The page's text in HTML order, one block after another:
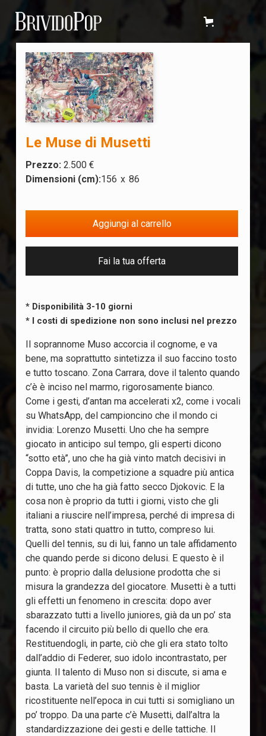
Le Muse di Musetti
Prezzo:2.500 €
Dimensioni (cm):156 x 86
Fai la tua offerta
* Disponibilità 3-10 giorni
* I costi di spedizione non sono inclusi nel prezzo
Il soprannome Muso accorcia il cognome, e va
bene, ma soprattutto sintetizza il suo faccino tosto
e tutto toscano. Zona Carrara, dove il talento quando
c’è è inciso nel marmo, rigorosamente bianco.
Come i gesti, d’antan ma accelerati x2, come i vocali
su WhatsApp, del campioncino che il mondo ci
invidia: Lorenzo Musetti. Uno che ha sempre
giocato in anticipo sul tempo, gli esperti dicono
“sotto età”, uno che ha già vinto match decisivi in
Coppa Davis, la competizione a squadre più antica
di tutte, uno che ha già fatto secco Djokovic. E la
cosa non è proprio da tutti i giorni, visto che gli
italiani a riuscire nell’impresa, perché di impresa di
tratta, sono stati quattro in tutto, compreso lui.
Quelli del tennis, su di lui, fanno un tale affidamento
che quando perde si dicono delusi. E questo è il
punto: è proprio dalla delusione prodotta che si
misura la grandezza del giocatore. Musetti è a tutti
gli effetti un fenomeno in crescita: dopo aver
sbarazzato tutti a livello juniores, già da un po’ sta
facendo il circuito più bello di quello che era.
Restituendogli, in parte, ciò che gli era stato tolto
dall’addio di Federer, suo idolo incontrastato, per
giunta. Il talento di Muso non si discute, si ama e
basta. La varietà del suo tennis è il miglior
ricostituente nell’epoca in cui tutti si somigliano un
po’ troppo. Da una parte c’è Musetti, dall’altra la
standardizzazione dei gesti e delle tattiche. Il